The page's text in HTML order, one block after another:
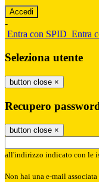
-
Entra con SPID Entra
Seleziona utente
button close ×
Recupero
button close ×
all'indirizzo indicato con le
Non hai una e-mail